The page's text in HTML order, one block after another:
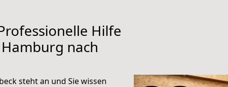
Hilfe
nach
steht an und Sie wissen